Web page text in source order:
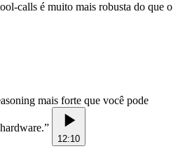
calls é muito mais robusta do que o
mais forte que você pode
”
12:10